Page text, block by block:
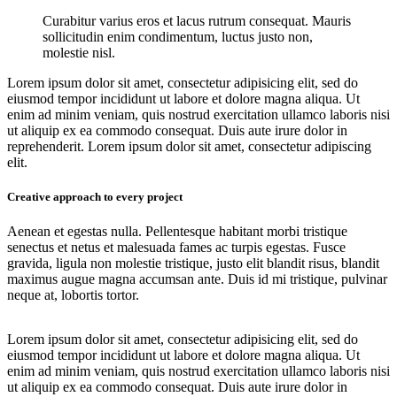
Curabitur varius eros et lacus rutrum consequat. Mauris
sollicitudin enim condimentum, luctus justo non,
molestie nisl.
Lorem ipsum dolor sit amet, consectetur adipisicing elit, sed do
eiusmod tempor incididunt ut labore et dolore magna aliqua. Ut
enim ad minim veniam, quis nostrud exercitation ullamco laboris nisi
ut aliquip ex ea commodo consequat. Duis aute irure dolor in
reprehenderit. Lorem ipsum dolor sit amet, consectetur adipiscing
elit.
Creative approach to every project
Aenean et egestas nulla. Pellentesque habitant morbi tristique
senectus et netus et malesuada fames ac turpis egestas. Fusce
gravida, ligula non molestie tristique, justo elit blandit risus, blandit
maximus augue magna accumsan ante. Duis id mi tristique, pulvinar
neque at, lobortis tortor.
Lorem ipsum dolor sit amet, consectetur adipisicing elit, sed do
eiusmod tempor incididunt ut labore et dolore magna aliqua. Ut
enim ad minim veniam, quis nostrud exercitation ullamco laboris nisi
ut aliquip ex ea commodo consequat. Duis aute irure dolor in